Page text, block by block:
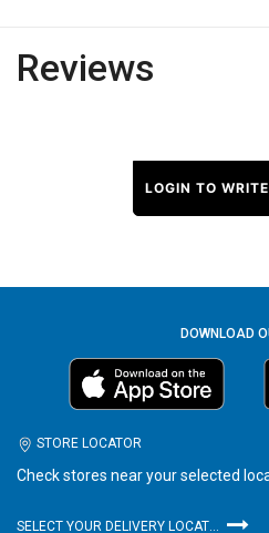
Reviews
LOGIN TO
DOWNLOAD
STORE LOCATOR
Check stores near your selected